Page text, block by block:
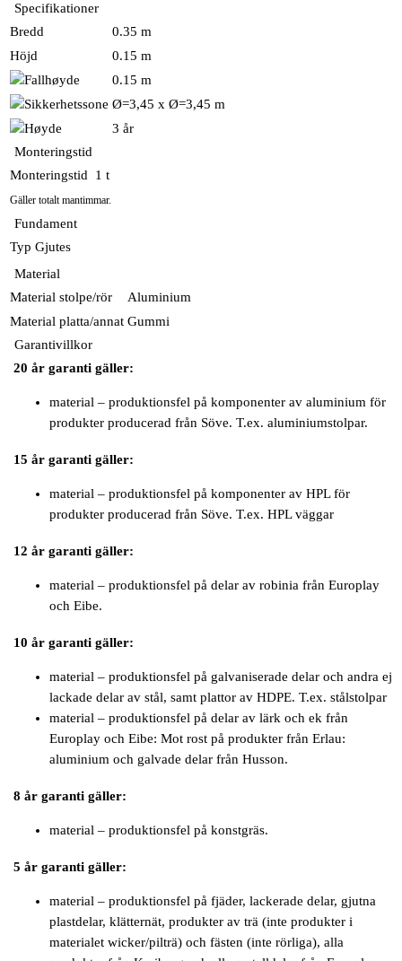
Specifikationer
Bredd
0.35 m
Höjd
0.15 m
0.15 m
Ø=3,45 x Ø=3,45 m
3 år
Monteringstid
Monteringstid
1 t
Gäller totalt mantimmar.
Fundament
Typ Gjutes
Material
Material stolpe/rör
Aluminium
Material platta/annat Gummi
Garantivillkor
20 år garanti gäller:
material – produktionsfel på komponenter av aluminium för
produkter producerad från Söve. T.ex. aluminiumstolpar.
15 år garanti gäller:
material – produktionsfel på komponenter av HPL för
produkter producerad från Söve. T.ex. HPL väggar
12 år garanti gäller:
material – produktionsfel på delar av robinia från Europlay
och Eibe.
10 år garanti gäller:
material – produktionsfel på galvaniserade delar och andra ej
lackade delar av stål, samt plattor av HDPE. T.ex. stålstolpar
material – produktionsfel på delar av lärk och ek från
Europlay och Eibe: Mot rost på produkter från Erlau:
aluminium och galvade delar från Husson.
8 år garanti gäller:
material – produktionsfel på konstgräs.
5 år garanti gäller:
material – produktionsfel på fjäder, lackerade delar, gjutna
plastdelar, klätternät, produkter av trä (inte produkter i
materialet wicker/pilträ) och fästen (inte rörliga), alla